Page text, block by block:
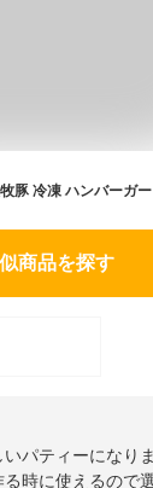
商品を探す
パティーになり
時に使えるので